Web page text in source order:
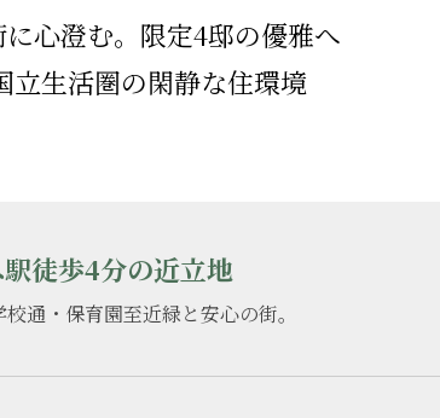
心澄む。限定4邸の優雅へ
立生活圏の閑静な住環境
徒歩4分の近立地
通・保育園至近緑と安心の街。